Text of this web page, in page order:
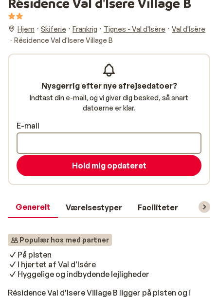
Hjem Skiferie Frankrig Tignes - Val d'Isère
Val d'Isère
Résidence Val d'Isere Village B
Generelt Værelsestyper Faciliteter
Populær hos med partner
På pisten
I hjertet af Val d'Isére
Hyggelige og indbydende lejligheder
Résidence Val d'Isere Village B ligger på pisten og i
Nysgerrig efter nye afrejsedatoer?
Indtast din e-mail, og vi giver dig besked, så snart
datoerne er klar.
E-mail
Hold mig opdateret